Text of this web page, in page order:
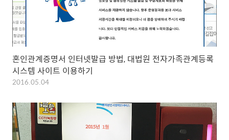
혼인관계증명서 인터넷발급 방법, 대법원 전자가족관계등록
시스템 사이트 이용하기
2016.05.04